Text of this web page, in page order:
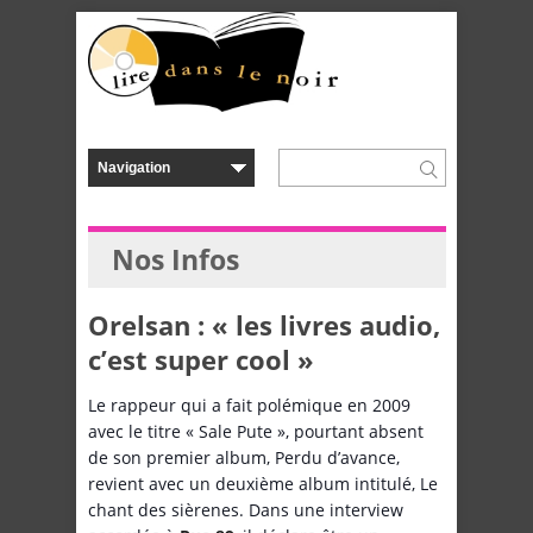
Nos Infos
Orelsan : « les livres audio,
c’est super cool »
Le rappeur qui a fait polémique en 2009
avec le titre « Sale Pute », pourtant absent
de son premier album, Perdu d’avance,
revient avec un deuxième album intitulé, Le
chant des sièrenes. Dans une interview